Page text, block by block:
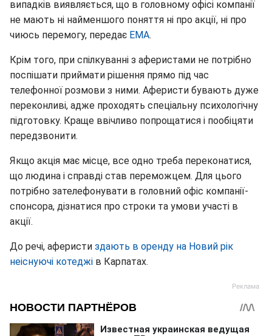
випадків виявляється, що в головному офісі компанії
не мають ні найменшого поняття ні про акції, ні про
чиюсь перемогу, передає ЕМА.
Крім того, при спілкуванні з аферистами не потрібно
поспішати приймати рішення прямо під час
телефонної розмови з ними. Аферисти бувають дуже
переконливі, адже проходять спеціальну психологічну
підготовку. Краще ввічливо попрощатися і пообіцяти
передзвонити.
Якщо акція має місце, все одно треба переконатися,
що людина і справді став переможцем. Для цього
потрібно зателефонувати в головний офіс компанії-
спонсора, дізнатися про строки та умови участі в
акції.
До речі, аферисти здають в оренду на Новий рік
неіснуючі котеджі в Карпатах.